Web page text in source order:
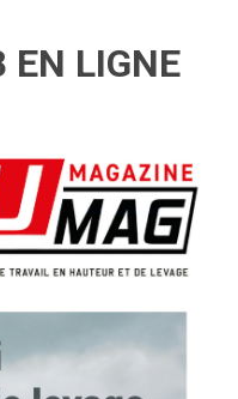
LIGNE